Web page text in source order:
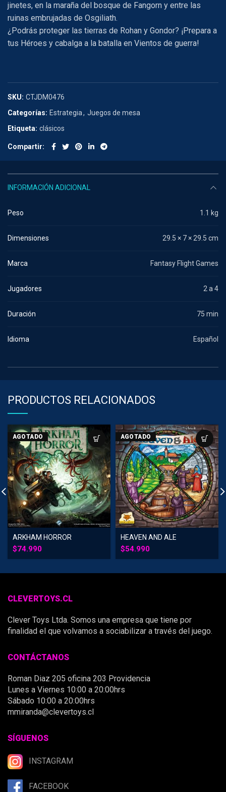
jinetes, en la maraña del bosque de Fangorn y entre las
ruinas embrujadas de Osgiliath.
¿Podrás proteger las tierras de Rohan y Gondor? ¡Prepara a
tus Héroes y cabalga a la batalla en Vientos de guerra!
SKU: CTJDM0476
Categorías: Estrategia, Juegos de mesa
Etiqueta: clásicos
Compartir
INFORMACIÓN ADICIONAL
Peso 1.1 kg
Dimensiones 29.5 × 7 × 29.5 cm
Marca Fantasy Flight Games
Jugadores 2 a 4
Duración 75 min
Idioma Español
PRODUCTOS RELACIONADOS
AGOTADO
ARKHAM HORROR
$74.990
AGOTADO
HEAVEN AND ALE
$54.990
CLEVERTOYS.CL
Clever Toys Ltda. Somos una empresa que tiene por
finalidad el que volvamos a sociabilizar a través del juego.
CONTÁCTANOS
Roman Diaz 205 oficina 203 Providencia
Lunes a Viernes 10:00 a 20:00hrs
Sábado 10:00 a 20:00hrs
mmiranda@clevertoys.cl
SÍGUENOS
INSTAGRAM
FACEBOOK